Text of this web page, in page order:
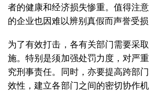
者的健康和经济损失惨重。值得注
的企业也因难以辨别真假而声誉受损
为了有效打击，各有关部门需要采
施。特别是须加强处罚力度，对严
究刑事责任。同时，亦要提高跨部
效性，建立各部门之间的密切协作